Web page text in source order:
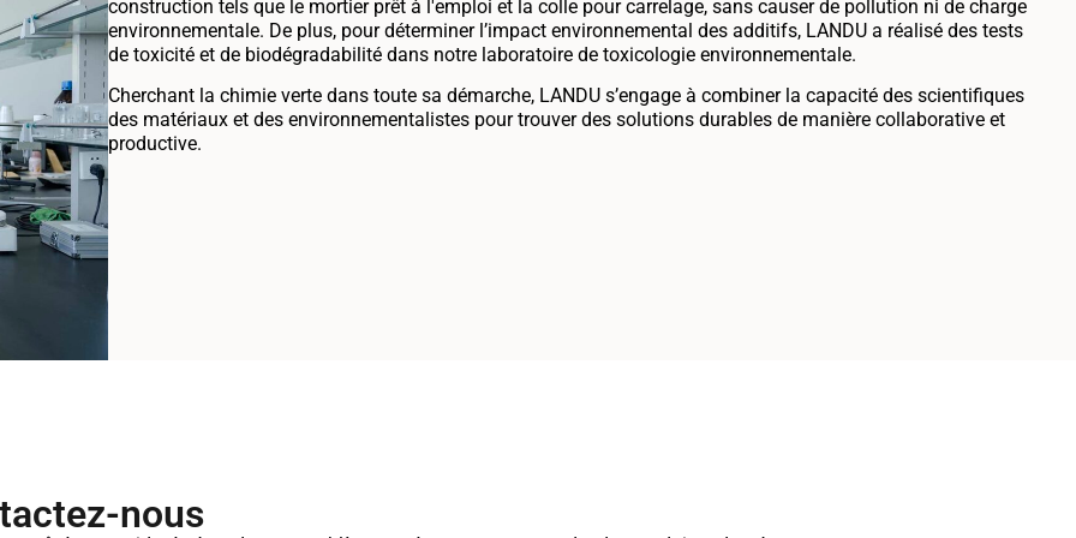
construction tels que le mortier prêt à l'emploi et la colle pour carrelage, sans causer de pollution ni de charge
environnementale. De plus, pour déterminer l’impact environnemental des additifs, LANDU a réalisé des tests
de toxicité et de biodégradabilité dans notre laboratoire de toxicologie environnementale.
Cherchant la chimie verte dans toute sa démarche, LANDU s’engage à combiner la capacité des scientifiques
des matériaux et des environnementalistes pour trouver des solutions durables de manière collaborative et
productive.
nous